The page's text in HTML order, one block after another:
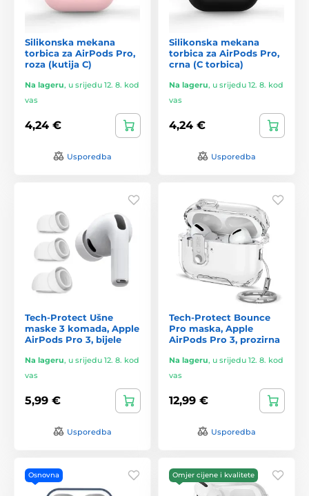
Silikonska mekana
torbica za AirPods Pro,
roza (kutija C)
Na lageru, u srijedu 12. 8. kod
vas
4,24 €
Usporedba
Silikonska mekana
torbica za AirPods Pro,
crna (C torbica)
Na lageru, u srijedu 12. 8. kod
vas
4,24 €
Usporedba
Tech-Protect Ušne
maske 3 komada, Apple
AirPods Pro 3, bijele
Na lageru, u srijedu 12. 8. kod
vas
5,99 €
Usporedba
Tech-Protect Bounce
Pro maska, Apple
AirPods Pro 3, prozirna
Na lageru, u srijedu 12. 8. kod
vas
12,99 €
Usporedba
Osnovna Omjer cijene i kvalitete